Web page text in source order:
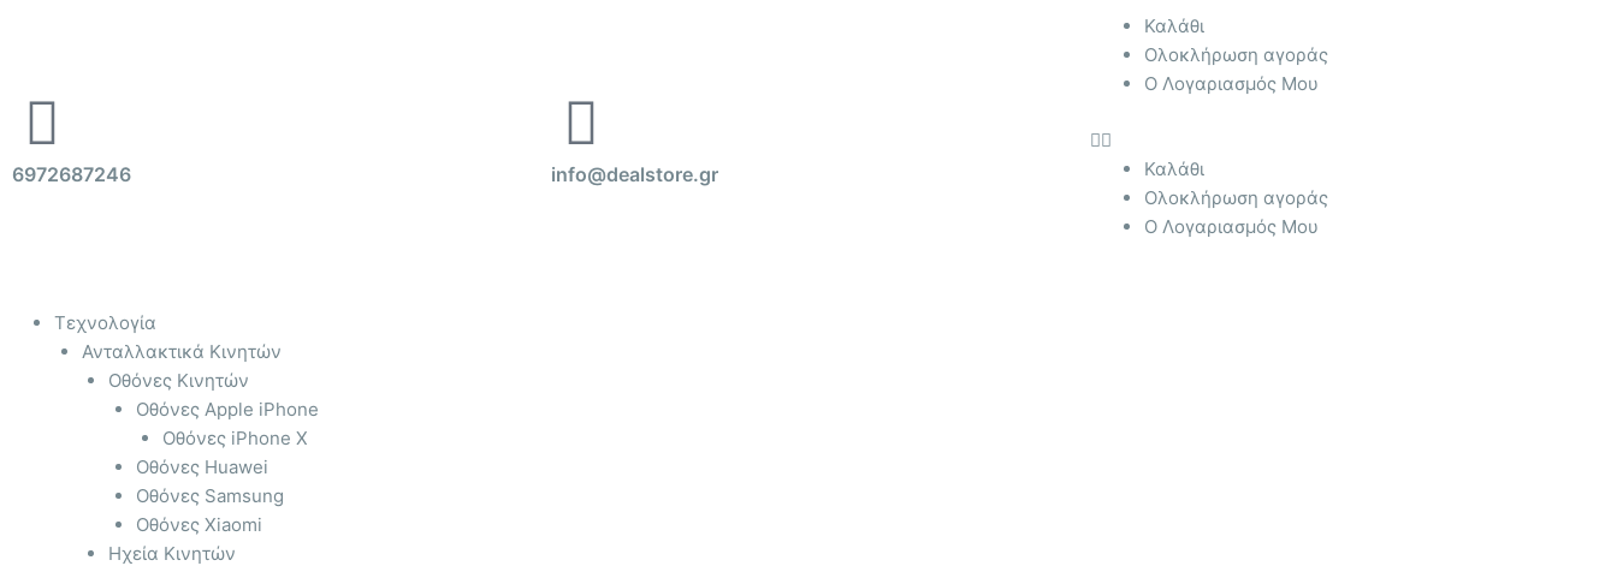
6972687246 info@dealstore.gr
Καλάθι
Ολοκλήρωση αγοράς
Ο Λογαριασμός Μου
Menu
Καλάθι
Ολοκλήρωση αγοράς
Ο Λογαριασμός Μου
Τεχνολογία
Ανταλλακτικά Κινητών
Οθόνες Κινητών
Οθόνες Apple iPhone
Οθόνες iPhone X
Οθόνες Huawei
Οθόνες Samsung
Οθόνες Xiaomi
Ηχεία Κινητών
Menu